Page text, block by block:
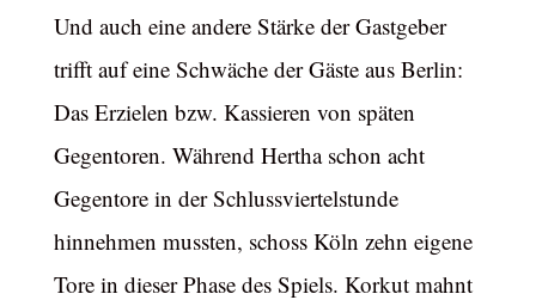
Und auch eine andere Stärke der Gastgeber
trifft auf eine Schwäche der Gäste aus Berlin:
Das Erzielen bzw. Kassieren von späten
Gegentoren. Während Hertha schon acht
Gegentore in der Schlussviertelstunde
hinnehmen mussten, schoss Köln zehn eigene
Tore in dieser Phase des Spiels. Korkut mahnt